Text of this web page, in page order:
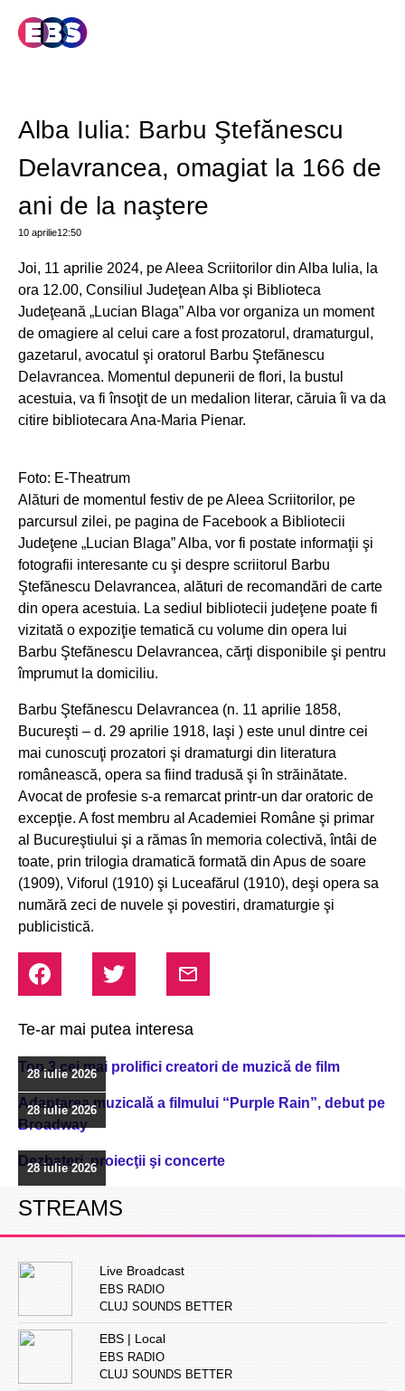
Alba Iulia: Barbu Ştefănescu
Delavrancea, omagiat la 166 de
ani de la naştere
10 aprilie12:50
Joi, 11 aprilie 2024, pe Aleea Scriitorilor din Alba Iulia, la
ora 12.00, Consiliul Judeţean Alba şi Biblioteca
Judeţeană „Lucian Blaga” Alba vor organiza un moment
de omagiere al celui care a fost prozatorul, dramaturgul,
gazetarul, avocatul şi oratorul Barbu Ştefănescu
Delavrancea. Momentul depunerii de flori, la bustul
acestuia, va fi însoţit de un medalion literar, căruia îi va da
citire bibliotecara Ana-Maria Pienar.
Foto: E-Theatrum
Alături de momentul festiv de pe Aleea Scriitorilor, pe
parcursul zilei, pe pagina de Facebook a Bibliotecii
Judeţene „Lucian Blaga” Alba, vor fi postate informaţii şi
fotografii interesante cu şi despre scriitorul Barbu
Ştefănescu Delavrancea, alături de recomandări de carte
din opera acestuia. La sediul bibliotecii judeţene poate fi
vizitată o expoziţie tematică cu volume din opera lui
Barbu Ştefănescu Delavrancea, cărţi disponibile şi pentru
împrumut la domiciliu.
Barbu Ştefănescu Delavrancea (n. 11 aprilie 1858,
Bucureşti – d. 29 aprilie 1918, Iaşi ) este unul dintre cei
mai cunoscuţi prozatori şi dramaturgi din literatura
românească, opera sa fiind tradusă şi în străinătate.
Avocat de profesie s-a remarcat printr-un dar oratoric de
excepţie. A fost membru al Academiei Române şi primar
al Bucureştiului şi a rămas în memoria colectivă, întâi de
toate, prin trilogia dramatică formată din Apus de soare
(1909), Viforul (1910) şi Luceafărul (1910), deşi opera sa
numără zeci de nuvele şi povestiri, dramaturgie şi
publicistică.
Te-ar mai putea interesa
Top 3 cei mai prolifici creatori de muzică de film
28 iulie 2026
Adaptarea muzicală a filmului “Purple Rain”, debut pe
Broadway
28 iulie 2026
Dezbateri, proiecţii şi concerte
28 iulie 2026
STREAMS
Live Broadcast
EBS RADIO
CLUJ SOUNDS BETTER
EBS | Local
EBS RADIO
CLUJ SOUNDS BETTER